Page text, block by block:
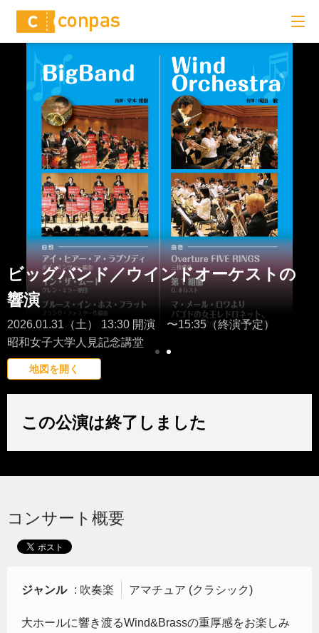
ビッグバンド／ウインドオーケストの
響演
2026.01.31（土） 13:30 開演 〜15:35（終演予定）
昭和女子大学人見記念講堂
地図を開く
この公演は終了しました
コンサート概要
ジャンル : 吹奏楽 アマチュア (クラシック)
大ホールに響き渡るWind&Brassの重厚感をお楽しみ